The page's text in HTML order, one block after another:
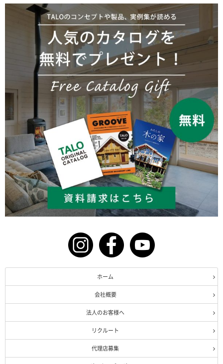
ホーム
会社概要
法人のお客様へ
リクルート
代理店募集